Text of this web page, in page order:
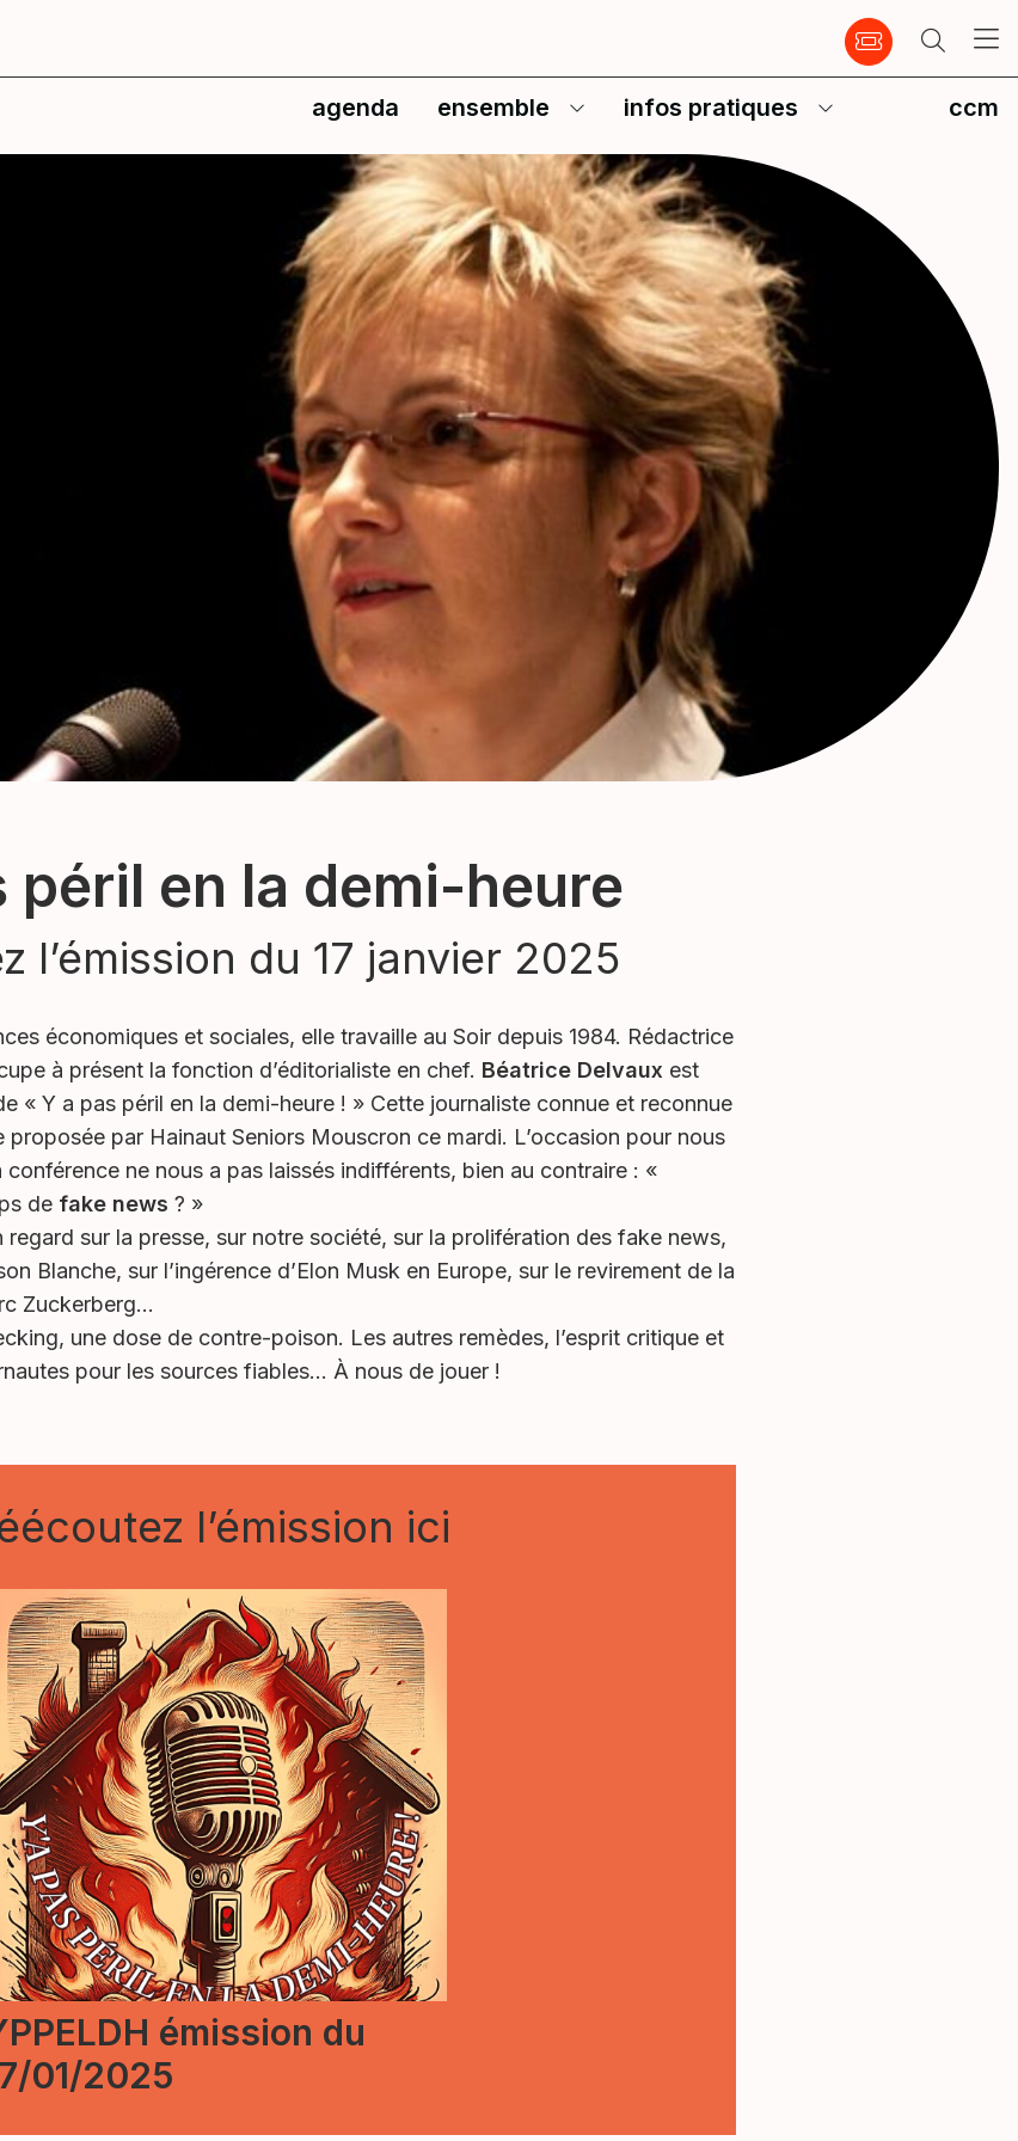
agenda ensemble infos pratiques ccm
péril en la demi-heure
l’émission du 17 janvier 2025
économiques et sociales, elle travaille au Soir depuis 1984. Rédactrice
à présent la fonction d’éditorialiste en chef. Béatrice Delvaux est
« Y a pas péril en la demi-heure ! » Cette journaliste connue et reconnue
proposée par Hainaut Seniors Mouscron ce mardi. L’occasion pour nous
conférence ne nous a pas laissés indifférents, bien au contraire : «
de fake news ? »
regard sur la presse, sur notre société, sur la prolifération des fake news,
Blanche, sur l’ingérence d’Elon Musk en Europe, sur le revirement de la
Zuckerberg…
une dose de contre-poison. Les autres remèdes, l’esprit critique et
pour les sources fiables… À nous de jouer !
l’émission ici
émission du
01/2025